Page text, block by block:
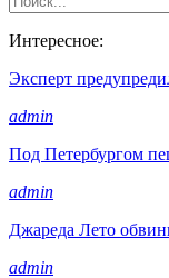
Интересное:
Эксперт
admin
Под Петербургом
admin
Джареда Лето
admin